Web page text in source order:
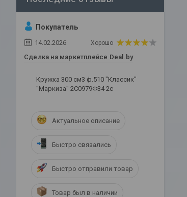
Покупатель
14.02.2026 Хорошо
Сделка на маркетплейсе Deal.by
Кружка 300 см3 ф.510 "Классик"
"Маркиза" 2С0979Ф34 2с
Актуальное описание
Быстро связались
Быстро отправили товар
Товар был в наличии